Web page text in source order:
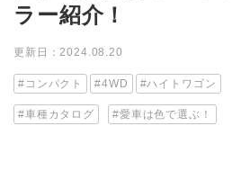
ラー紹介！
更新日：2024.08.20
コンパクト 4WD ハイトワゴン
車種カタログ 愛車は色で選ぶ！